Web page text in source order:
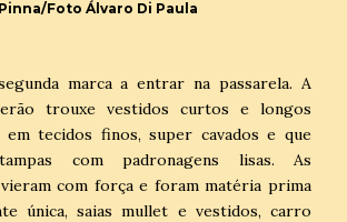
Pinna/Foto Álvaro Di Paula
marca a entrar na passarela. A
trouxe vestidos curtos e longos
em tecidos finos, super cavados e que
com padronagens lisas. As
com força e foram matéria prima
única, saias mullet e vestidos, carro